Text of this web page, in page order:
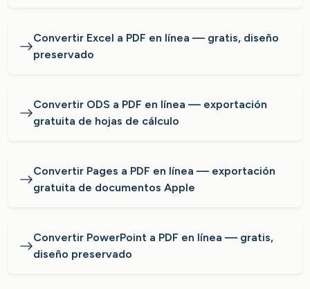
Convertir Excel a PDF en línea — gratis, diseño
preservado
Convertir ODS a PDF en línea — exportación
gratuita de hojas de cálculo
Convertir Pages a PDF en línea — exportación
gratuita de documentos Apple
Convertir PowerPoint a PDF en línea — gratis,
diseño preservado